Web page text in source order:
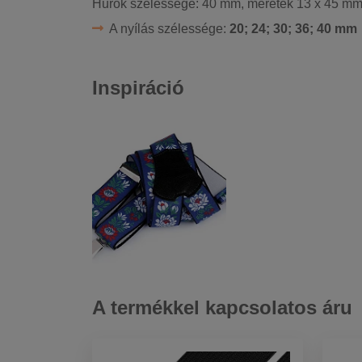
Hurok szélessége: 40 mm, méretek 13 x 45
A nyílás szélessége: 20; 24; 30; 36; 40 mm
Inspiráció
A termékkel kapcsolatos áru